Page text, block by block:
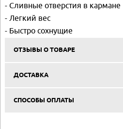
- Сливные отверстия в кармане
- Легкий вес
- Быстро сохнущие
ОТЗЫВЫ О ТОВАРЕ
ДОСТАВКА
СПОСОБЫ ОПЛАТЫ